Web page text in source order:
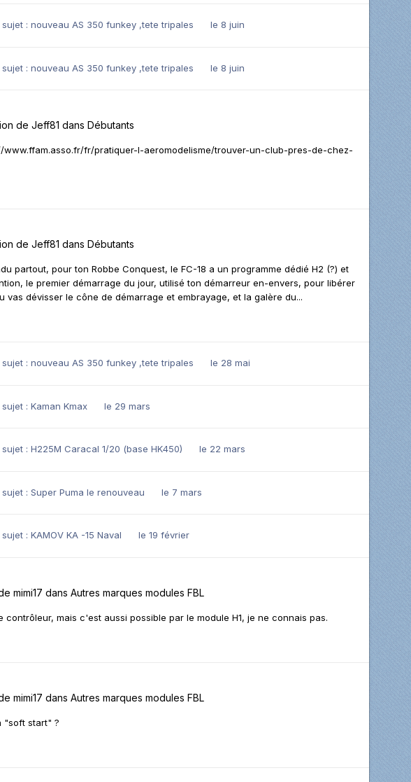
: nouveau AS 350 funkey ,tete tripales le 8 juin
: nouveau AS 350 funkey ,tete tripales le 8 juin
de Jeff81 dans Débutants
www.ffam.asso.fr/fr/pratiquer-l-aeromodelisme/trouver-un-club-pres-de-chez-
de Jeff81 dans Débutants
partout, pour ton Robbe Conquest, le FC-18 a un programme dédié H2 (?) et
le premier démarrage du jour, utilisé ton démarreur en-envers, pour libérer
vas dévisser le cône de démarrage et embrayage, et la galère du...
: nouveau AS 350 funkey ,tete tripales le 28 mai
: Kaman Kmax le 29 mars
: H225M Caracal 1/20 (base HK450) le 22 mars
: Super Puma le renouveau le 7 mars
: KAMOV KA -15 Naval le 19 février
mimi17 dans Autres marques modules FBL
mais c'est aussi possible par le module H1, je ne connais pas.
mimi17 dans Autres marques modules FBL
"soft start" ?